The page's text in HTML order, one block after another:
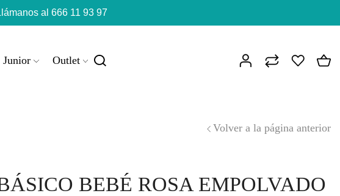
al 666 11 93 97
Junior Outlet
Volver a la página anterior
BEBÉ ROSA EMPOLVADO